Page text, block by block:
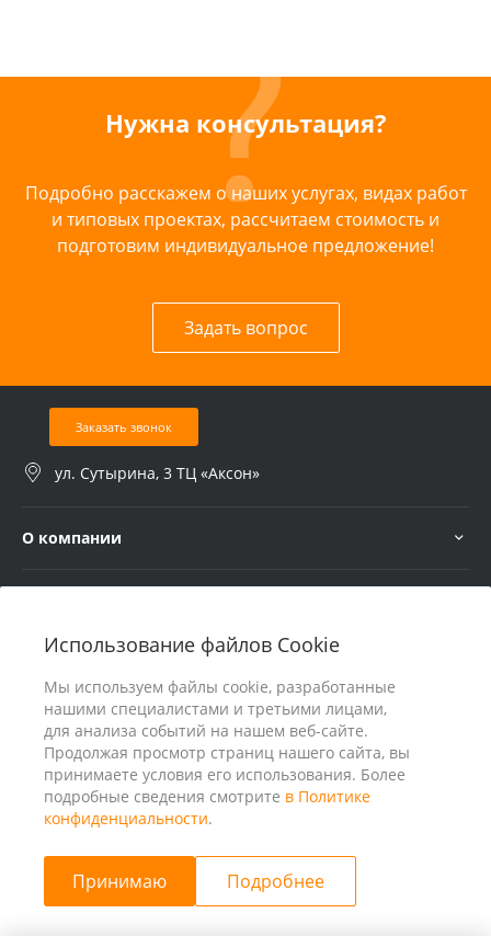
Использование файлов Cookie
Мы используем файлы cookie, разработанные
нашими специалистами и третьими лицами,
для анализа событий на нашем веб-сайте.
Продолжая просмотр страниц нашего сайта, вы
принимаете условия его использования. Более
подробные сведения смотрите в Политике
конфиденциальности.
Принимаю Подробнее
Нужна консультация?
Подробно расскажем о наших услугах, видах работ
и типовых проектах, рассчитаем стоимость и
подготовим индивидуальное предложение!
Задать вопрос
Заказать звонок
ул. Сутырина, 3 ТЦ «Аксон»
О компании